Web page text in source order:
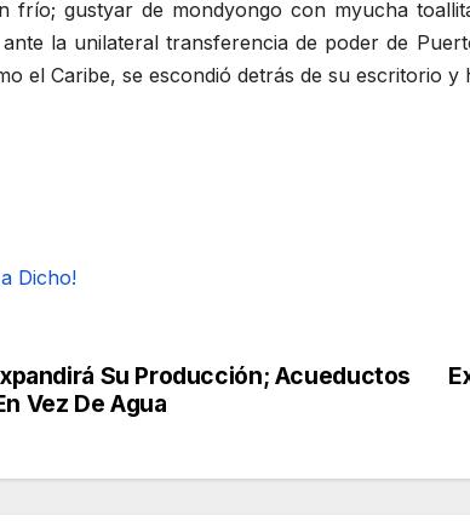
frío; gustyar de mondyongo con myucha
la unilateral transferencia de poder de
el Caribe, se escondió detrás de su escritorio y
Dicho!
Su Producción; Acueductos
Vez De Agua